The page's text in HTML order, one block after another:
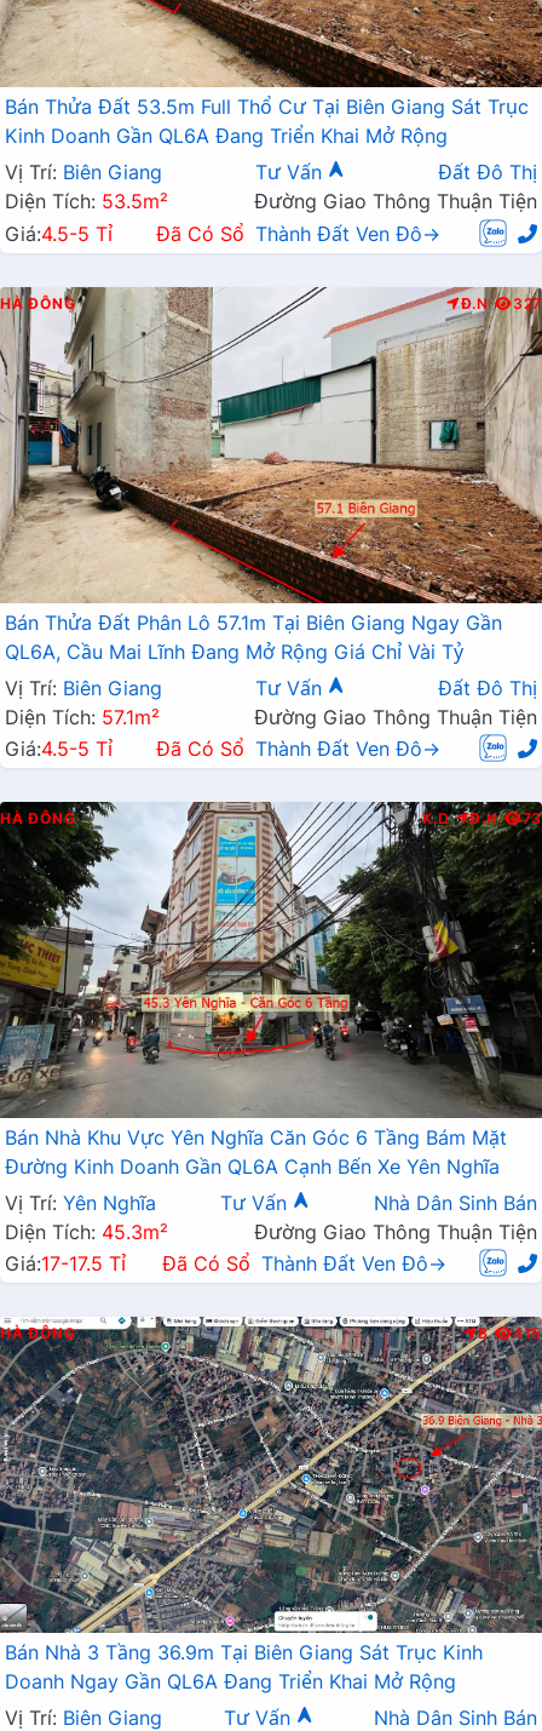
Bán Thửa Đất 53.5m Full Thổ Cư Tại Biên Giang Sát Trục
Kinh Doanh Gần QL6A Đang Triển Khai Mở Rộng
Vị Trí: Biên Giang Tư Vấn
Đất Đô Thị
Diện Tích: 53.5m²
Đường Giao Thông Thuận Tiện
Giá:4.5-5 Tỉ Đã Có Sổ Thành Đất Ven Đô→
HÀ ĐÔNG Đ.N 327
Bán Thửa Đất Phân Lô 57.1m Tại Biên Giang Ngay Gần
QL6A, Cầu Mai Lĩnh Đang Mở Rộng Giá Chỉ Vài Tỷ
Vị Trí: Biên Giang Tư Vấn
Đất Đô Thị
Diện Tích: 57.1m²
Đường Giao Thông Thuận Tiện
Giá:4.5-5 Tỉ Đã Có Sổ Thành Đất Ven Đô→
HÀ ĐÔNG K.D Đ.N 73
Bán Nhà Khu Vực Yên Nghĩa Căn Góc 6 Tầng Bám Mặt
Đường Kinh Doanh Gần QL6A Cạnh Bến Xe Yên Nghĩa
Vị Trí: Yên Nghĩa Tư Vấn
Nhà Dân Sinh Bán
Diện Tích: 45.3m²
Đường Giao Thông Thuận Tiện
Giá:17-17.5 Tỉ Đã Có Sổ Thành Đất Ven Đô→
HÀ ĐÔNG B 415
Bán Nhà 3 Tầng 36.9m Tại Biên Giang Sát Trục Kinh
Doanh Ngay Gần QL6A Đang Triển Khai Mở Rộng
Vị Trí: Biên Giang Tư Vấn
Nhà Dân Sinh Bán